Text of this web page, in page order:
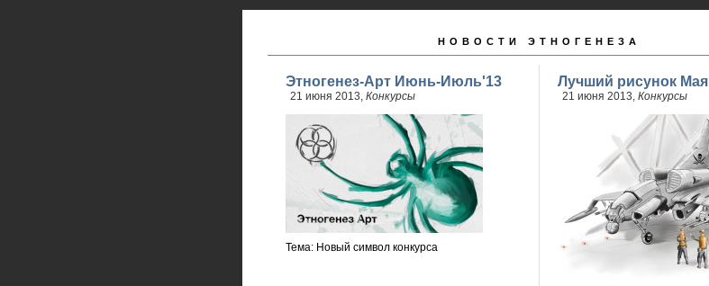
НОВОСТИ ЭТНОГЕНЕЗА
Этногенез-Арт Июнь-Июль'13
21 июня 2013, Конкурсы
Тема: Новый символ конкурса
Лучший рисунок Мая
21 июня 2013, Конкурсы